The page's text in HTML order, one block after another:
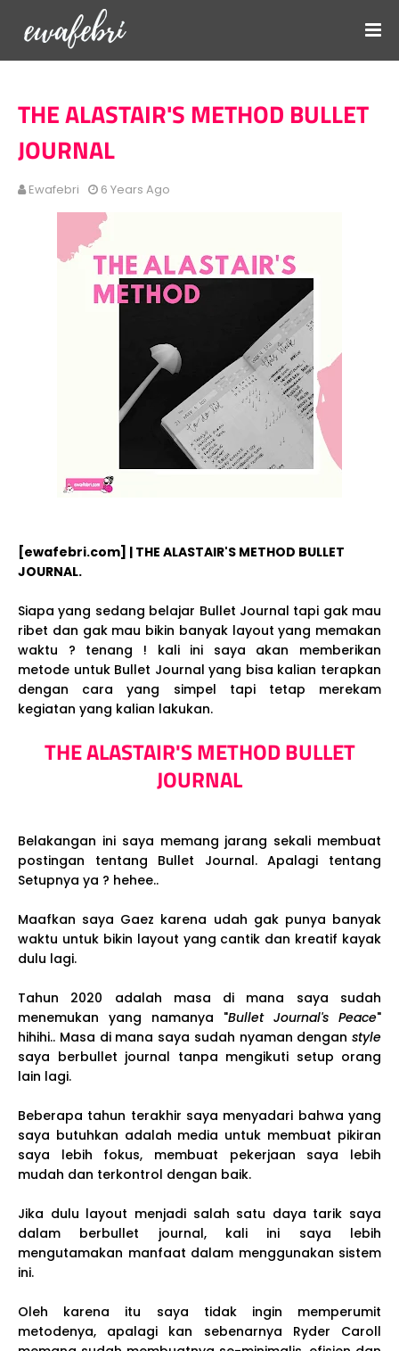
THE ALASTAIR'S METHOD BULLET
JOURNAL
Ewafebri 6 Years Ago
[ewafebri.com] | THE ALASTAIR'S METHOD BULLET
JOURNAL.
Siapa yang sedang belajar Bullet Journal tapi gak mau
ribet dan gak mau bikin banyak layout yang memakan
waktu ? tenang ! kali ini saya akan memberikan
metode untuk Bullet Journal yang bisa kalian terapkan
dengan cara yang simpel tapi tetap merekam
kegiatan yang kalian lakukan.
THE ALASTAIR'S METHOD BULLET
JOURNAL
Belakangan ini saya memang jarang sekali membuat
postingan tentang Bullet Journal. Apalagi tentang
Setupnya ya ? hehee..
Maafkan saya Gaez karena udah gak punya banyak
waktu untuk bikin layout yang cantik dan kreatif kayak
dulu lagi.
Tahun 2020 adalah masa di mana saya sudah
menemukan yang namanya "Bullet Journal's Peace"
hihihi.. Masa di mana saya sudah nyaman dengan style
saya berbullet journal tanpa mengikuti setup orang
lain lagi.
Beberapa tahun terakhir saya menyadari bahwa yang
saya butuhkan adalah media untuk membuat pikiran
saya lebih fokus, membuat pekerjaan saya lebih
mudah dan terkontrol dengan baik.
Jika dulu layout menjadi salah satu daya tarik saya
dalam berbullet journal, kali ini saya lebih
mengutamakan manfaat dalam menggunakan sistem
ini.
Oleh karena itu saya tidak ingin memperumit
metodenya, apalagi kan sebenarnya Ryder Caroll